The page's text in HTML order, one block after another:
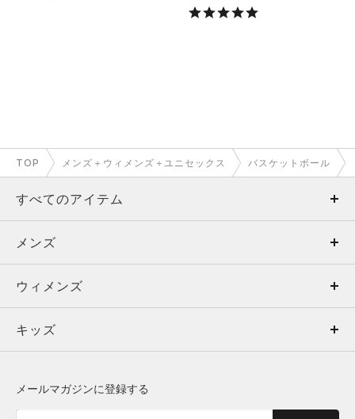
TOP メンズ＋ウィメンズ＋ユニセックス バスケットボール
すべてのアイテム
メンズ
ウィメンズ
キッズ
メンズ
トップス
ボトムス
ウィメンズ
トップス
キッズ
メールマガジンに登録する